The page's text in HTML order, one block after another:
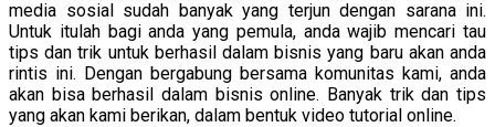
media sosial sudah banyak yang terjun dengan sarana ini.
Untuk itulah bagi anda yang pemula, anda wajib mencari tau
tips dan trik untuk berhasil dalam bisnis yang baru akan anda
rintis ini. Dengan bergabung bersama komunitas kami, anda
akan bisa berhasil dalam bisnis online. Banyak trik dan tips
yang akan kami berikan, dalam bentuk video tutorial online.